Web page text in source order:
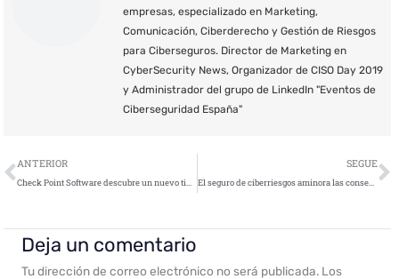
empresas, especializado en Marketing,
Comunicación, Ciberderecho y Gestión de Riesgos
para Ciberseguros. Director de Marketing en
CyberSecurity News, Organizador de CISO Day 2019
y Administrador del grupo de LinkedIn "Eventos de
Ciberseguridad España"
Ant
ANTERIOR
Check Point Software descubre un nuevo tipo de phishing que se vende en la Dark Net
SEGUE
El seguro de ciberriesgos aminora las consecuencias de un ataque cibernético
Deja un comentario
Tu dirección de correo electrónico no será publicada. Los